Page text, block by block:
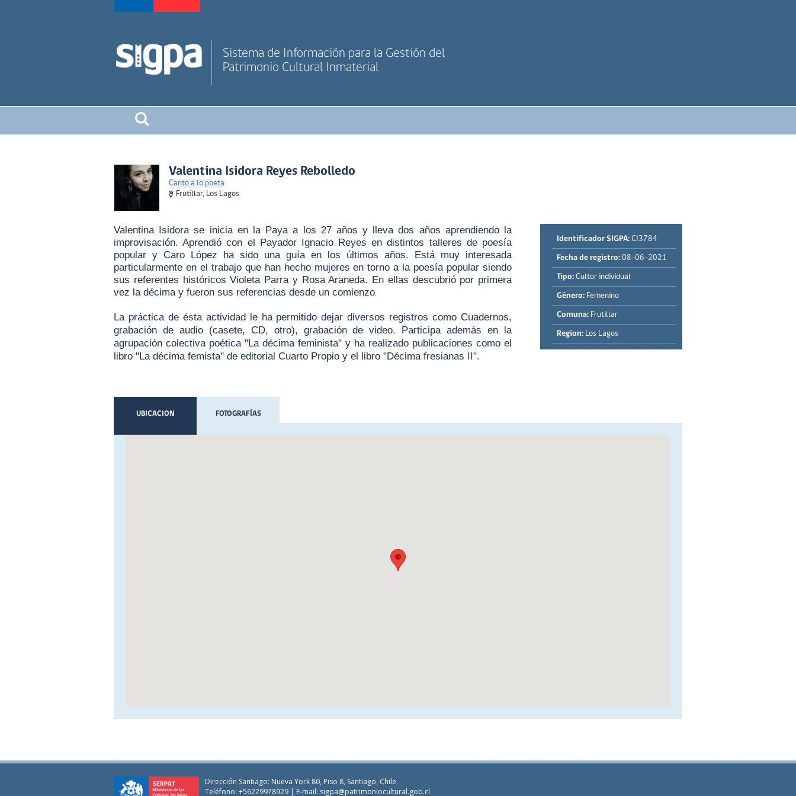
Sistema de Información para la Gestión del
Patrimonio Cultural Inmaterial
Valentina Isidora Reyes Rebolledo
Canto a lo poeta
Frutillar, Los Lagos
Valentina Isidora se inicia en la Paya a los 27 años y lleva dos años aprendiendo la
improvisación. Aprendió con el Payador Ignacio Reyes en distintos talleres de poesía
popular y Caro López ha sido una guía en los últimos años. Está muy interesada
particularmente en el trabajo que han hecho mujeres en torno a la poesía popular siendo
sus referentes históricos Violeta Parra y Rosa Araneda. En ellas descubrió por primera
vez la décima y fueron sus referencias desde un comienzo.
La práctica de ésta actividad le ha permitido dejar diversos registros como Cuadernos,
grabación de audio (casete, CD, otro), grabación de video. Participa además en la
agrupación colectiva poética "La décima feminista" y ha realizado publicaciones como el
libro "La décima femista" de editorial Cuarto Propio y el libro "Décima fresianas II".
Identificador SIGPA: CI3784
Fecha de registro: 08-06-2021
Tipo: Cultor individual
Género: Femenino
Comuna: Frutillar
Region: Los Lagos
UBICACION FOTOGRAFÍAS
Dirección Santiago: Nueva York 80, Piso 8, Santiago, Chile.
Teléfono: +56229978929 | E-mail: sigpa@patrimoniocultural.gob.cl